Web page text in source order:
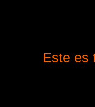
Este es